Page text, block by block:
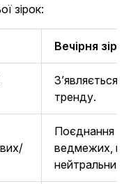
зірок:
Вечірня зірка
З’являється в
тренду.
Поєднання
ведмежих,
нейтральних